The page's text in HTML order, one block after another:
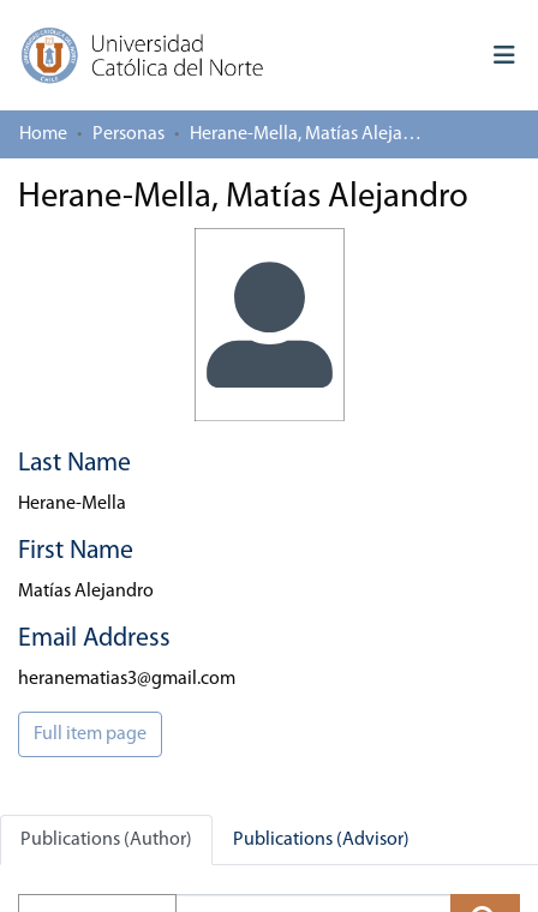
Log In
Communities & Collections
Home Personas Herane-Mella, Matías Alejandro
Herane-Mella, Matías Alejandro
Last Name
Herane-Mella
First Name
Matías Alejandro
Email Address
heranematias3@gmail.com
Full item page
Publications (Author) Publications (Advisor)